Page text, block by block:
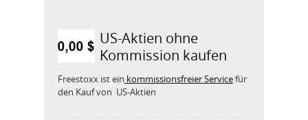
US-Aktien ohne
Kommission kaufen
Freestoxx ist ein kommissionsfreier Servicefür
den Kauf von US-Aktien